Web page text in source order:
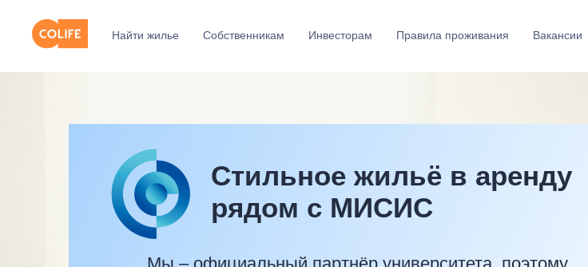
Найти жилье Собственникам Инвесторам Правила проживания Вакансии
Стильное жильё в аренду
рядом с МИСИС